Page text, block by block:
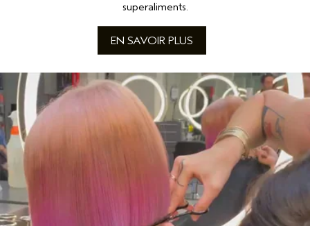
superaliments.
EN SAVOIR PLUS